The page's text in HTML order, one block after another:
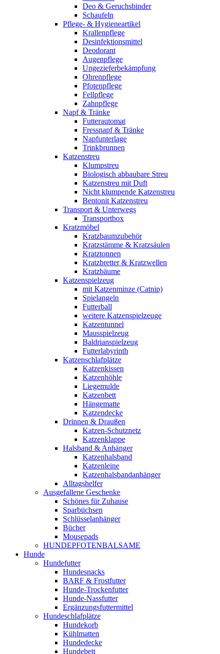
Deo & Geruchsbinder
Schaufeln
Pflege- & Hygieneartikel
Krallenpflege
Desinfektionsmittel
Deodorant
Augenpflege
Ungezieferbekämpfung
Ohrenpflege
Pfotenpflege
Fellpflege
Zahnpflege
Napf & Tränke
Futterautomat
Fressnapf & Tränke
Napfunterlage
Trinkbrunnen
Katzenstreu
Klumpstreu
Biologisch abbaubare Streu
Katzenstreu mit Duft
Nicht klumpende Katzenstreu
Bentonit Katzenstreu
Transport & Unterwegs
Transportbox
Kratzmöbel
Kratzbaumzubehör
Kratzstämme & Kratzsäulen
Kratztonnen
Kratzbretter & Kratzwellen
Kratzbäume
Katzenspielzeug
mit Katzenminze (Catnip)
Spielangeln
Futterball
weitere Katzenspielzeuge
Katzentunnel
Mausspielzeug
Baldrianspielzeug
Futterlabyrinth
Katzenschlafplätze
Katzenkissen
Katzenhöhle
Liegemulde
Katzenbett
Hängematte
Katzendecke
Drinnen & Draußen
Katzen-Schutznetz
Katzenklappe
Halsband & Anhänger
Katzenhalsband
Katzenleine
Katzenhalsbandanhänger
Alltagshelfer
Ausgefallene Geschenke
Schönes für Zuhause
Sparbüchsen
Schlüsselanhänger
Bücher
Mousepads
HUNDEPFOTENBALSAME
Hunde
Hundefutter
Hundesnacks
BARF & Frostfutter
Hunde-Trockenfutter
Hunde-Nassfutter
Ergänzungsfuttermittel
Hundeschlafplätze
Hundekorb
Kühlmatten
Hundedecke
Hundebett